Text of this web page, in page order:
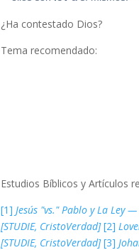
¿Ha contestado Dios?
Tema recomendado:
Estudios Bíblicos y Artículos
[1] Jesús "vs." Pablo y La Ley
[STUDIE, CristoVerdad] [2]
[STUDIE, CristoVerdad] [3]